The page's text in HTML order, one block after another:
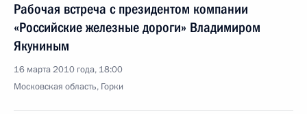
Рабочая встреча с президентом компании
«Российские железные дороги» Владимиром
Якуниным
16 марта 2010 года, 18:00
Московская область, Горки